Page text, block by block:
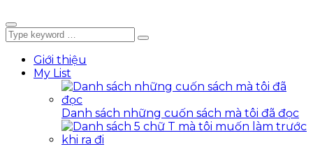
Giới thiệu
My List
Danh sách những cuốn sách mà tôi đã đọc